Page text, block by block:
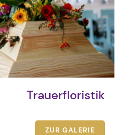
Trauerfloristik
ZUR GALERIE